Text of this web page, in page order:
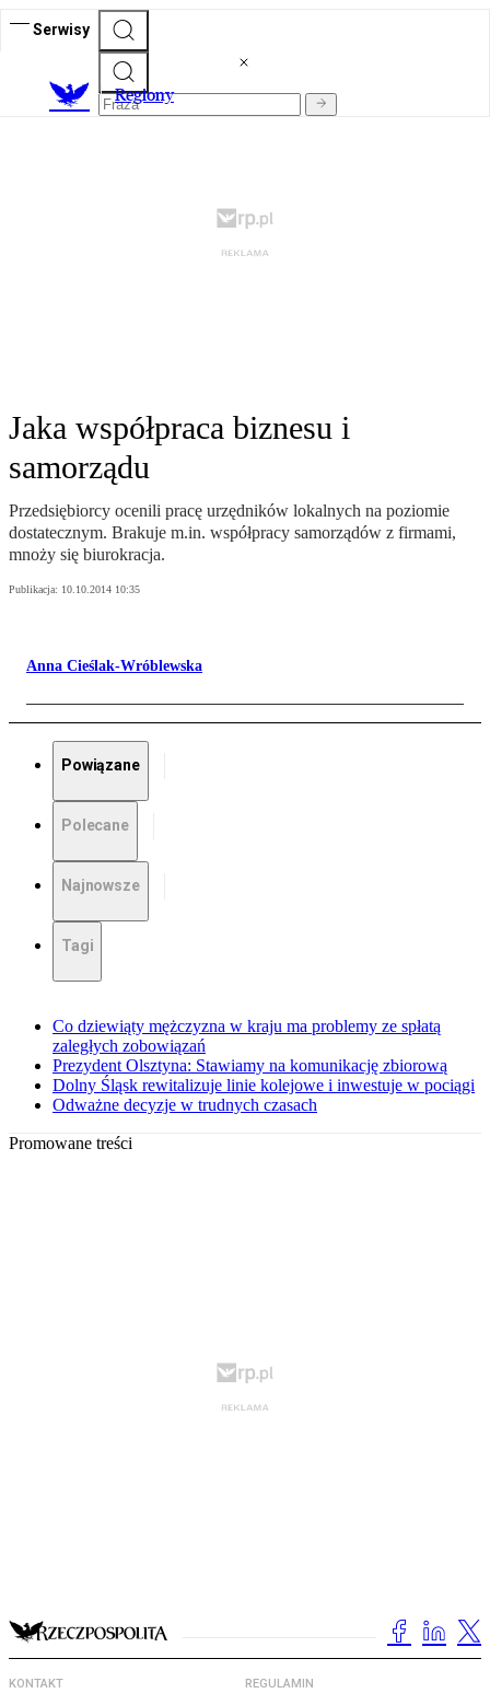
Serwisy
Regiony
Jaka współpraca biznesu i
samorządu
Przedsiębiorcy ocenili pracę urzędników lokalnych na poziomie
dostatecznym. Brakuje m.in. współpracy samorządów z firmami,
mnoży się biurokracja.
Publikacja: 10.10.2014 10:35
Anna Cieślak-Wróblewska
Powiązane
Polecane
Najnowsze
Tagi
Co dziewiąty mężczyzna w kraju ma problemy ze spłatą
zaległych zobowiązań
Prezydent Olsztyna: Stawiamy na komunikację zbiorową
Dolny Śląsk rewitalizuje linie kolejowe i inwestuje w pociągi
Odważne decyzje w trudnych czasach
Promowane treści
KONTAKT REGULAMIN